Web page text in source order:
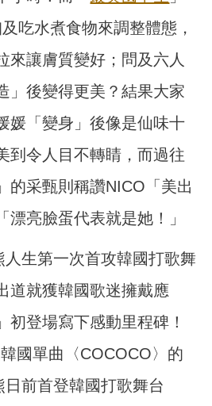
吃水煮食物來調整體態，
來讓膚質變好；問及六人
」後變得更美？結果大家
媛「變身」後像是仙味十
到令人目不轉睛，而過往
的采甄則稱讚NICO「美出
漂亮臉蛋代表就是她！」
人生第一次首攻韓國打歌舞
道就獲韓國歌迷擁戴應
初登場寫下感動里程碑！
國單曲〈COCOCO〉的
前首登韓國打歌舞台